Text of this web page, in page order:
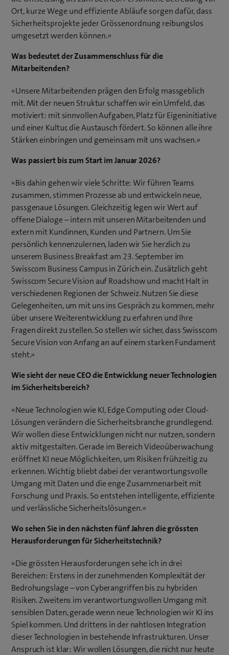
Ort, kurze Wege und effiziente Abläufe sorgen dafür, dass
Sicherheitsprojekte jeder Grössenordnung reibungslos
umgesetzt werden können.»
Was bedeutet der Zusammenschluss für die
Mitarbeitenden?
«Unsere Mitarbeitenden prägen den Erfolg massgeblich
mit. Mit der neuen Struktur schaffen wir ein Umfeld, das
motiviert: mit sinnvollen Aufgaben, Platz für Eigeninitiative
und einer Kultur, die Austausch fördert. So können alle ihre
Stärken einbringen und gemeinsam mit uns wachsen.»
Was passiert bis zum Start im Januar 2026?
«Bis dahin gehen wir viele Schritte: Wir führen Teams
zusammen, stimmen Prozesse ab und entwickeln neue,
passgenaue Lösungen. Gleichzeitig legen wir Wert auf
offene Dialoge – intern mit unseren Mitarbeitenden und
extern mit Kundinnen, Kunden und Partnern. Um Sie
persönlich kennenzulernen, laden wir Sie herzlich zu
unserem Business Breakfast am 23. September im
Swisscom Business Campus in Zürich ein. Zusätzlich geht
Swisscom Secure Vision auf Roadshow und macht Halt in
verschiedenen Regionen der Schweiz. Nutzen Sie diese
Gelegenheiten, um mit uns ins Gespräch zu kommen, mehr
über unsere Weiterentwicklung zu erfahren und Ihre
Fragen direkt zu stellen. So stellen wir sicher, dass Swisscom
Secure Vision von Anfang an auf einem starken Fundament
steht.»
Wie sieht der neue CEO die Entwicklung neuer Technologien
im Sicherheitsbereich?
«Neue Technologien wie KI, Edge Computing oder Cloud-
Lösungen verändern die Sicherheitsbranche grundlegend.
Wir wollen diese Entwicklungen nicht nur nutzen, sondern
aktiv mitgestalten. Gerade im Bereich Videoüberwachung
eröffnet KI neue Möglichkeiten, um Risiken frühzeitig zu
erkennen. Wichtig bliebt dabei der verantwortungsvolle
Umgang mit Daten und die enge Zusammenarbeit mit
Forschung und Praxis. So entstehen intelligente, effiziente
und verlässliche Sicherheitslösungen.»
Wo sehen Sie in den nächsten fünf Jahren die grössten
Herausforderungen für Sicherheitstechnik?
«Die grössten Herausforderungen sehe ich in drei
Bereichen: Erstens in der zunehmenden Komplexität der
Bedrohungslage – von Cyberangriffen bis zu hybriden
Risiken. Zweitens im verantwortungsvollen Umgang mit
sensiblen Daten, gerade wenn neue Technologien wir KI ins
Spiel kommen. Und drittens in der nahtlosen Integration
dieser Technologien in bestehende Infrastrukturen. Unser
Anspruch ist klar: Wir wollen Lösungen, die nicht nur heute